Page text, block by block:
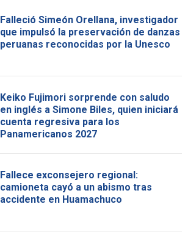
Falleció Simeón Orellana, investigador
que impulsó la preservación de danzas
peruanas reconocidas por la Unesco
Keiko Fujimori sorprende con saludo
en inglés a Simone Biles, quien iniciará
cuenta regresiva para los
Panamericanos 2027
Fallece exconsejero regional:
camioneta cayó a un abismo tras
accidente en Huamachuco